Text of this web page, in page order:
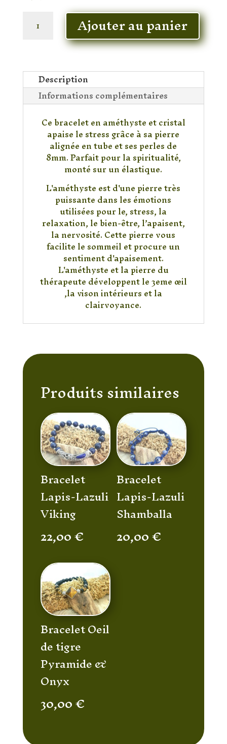
Cristal
pierre
tube
Ajouter au panier
Description
Informations complémentaires
Ce bracelet en améthyste et cristal
apaise le stress grâce à sa pierre
alignée en tube et ses perles de
8mm. Parfait pour la spiritualité,
monté sur un élastique.
L'améthyste est d'une pierre très
puissante dans les émotions
utilisées pour le, stress, la
relaxation, le bien-être, l’apaisent,
la nervosité. Cette pierre vous
facilite le sommeil et procure un
sentiment d'apaisement.
L'améthyste et la pierre du
thérapeute développent le 3eme œil
,la vison intérieurs et la
clairvoyance.
Produits similaires
Bracelet
Lapis-Lazuli
Viking
22,00€
Bracelet
Lapis-Lazuli
Shamballa
20,00€
Bracelet Oeil
de tigre
Pyramide &
Onyx
30,00€